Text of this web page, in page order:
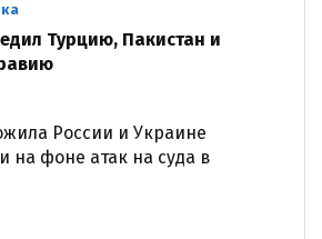
Турцию, Пакистан и
России и Украине
на фоне атак на суда в